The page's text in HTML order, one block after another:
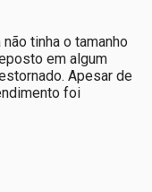
tinha o tamanho
em algum
Apesar de
foi